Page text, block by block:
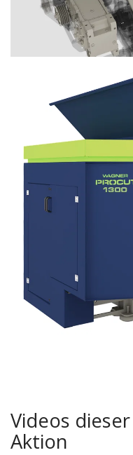
Videos
Aktion